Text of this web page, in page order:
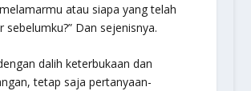
atau siapa yang telah
sebelumku?” Dan sejenisnya.
dalih keterbukaan dan
tetap saja pertanyaan-